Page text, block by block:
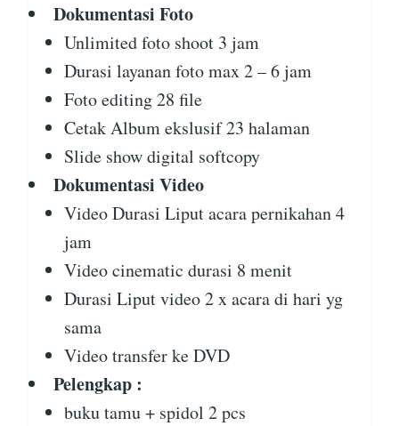
Dokumentasi Foto
Unlimited foto shoot 3 jam
Durasi layanan foto max 2 – 6 jam
Foto editing 28 file
Cetak Album ekslusif 23 halaman
Slide show digital softcopy
Dokumentasi Video
Video Durasi Liput acara pernikahan 4
jam
Video cinematic durasi 8 menit
Durasi Liput video 2 x acara di hari yg
sama
Video transfer ke DVD
Pelengkap :
buku tamu + spidol 2 pcs